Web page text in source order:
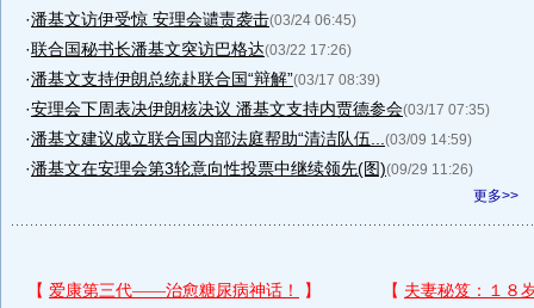
·潘基文访伊受惊 安理会谴责袭击(03/24 06:45)
·联合国秘书长潘基文突访巴格达(03/22 17:26)
·潘基文支持伊朗总统赴联合国“辩解”(03/17 08:39)
·安理会下周表决伊朗核决议 潘基文支持内贾德参会(03/17 07:35)
·潘基文建议成立联合国内部法庭帮助“清洁队伍... (03/09 14:59)
·潘基文在安理会第3轮意向性投票中继续领先(图)(09/29 11:26)
更多>>